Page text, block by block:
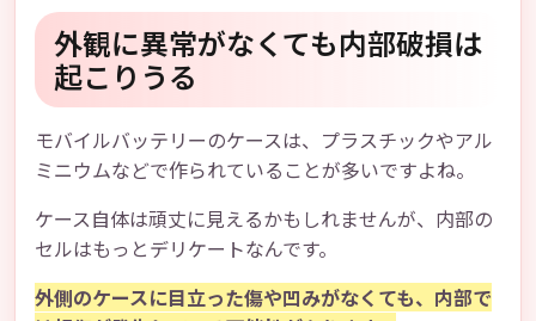
外観に異常がなくても内部破損は
起こりうる
モバイルバッテリーのケースは、プラスチックやアル
ミニウムなどで作られていることが多いですよね。
ケース自体は頑丈に見えるかもしれませんが、内部の
セルはもっとデリケートなんです。
外側のケースに目立った傷や凹みがなくても、内部で